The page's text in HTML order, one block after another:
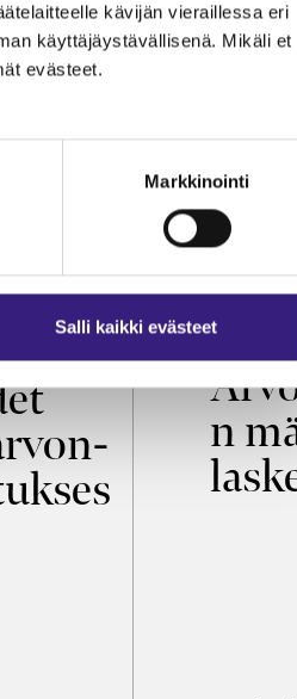
kävijän vieraillessa eri
käyttäjäystävällisenä. Mikäli et
evästeet.
Markkinointi
Salli kaikki evästeet2026
n